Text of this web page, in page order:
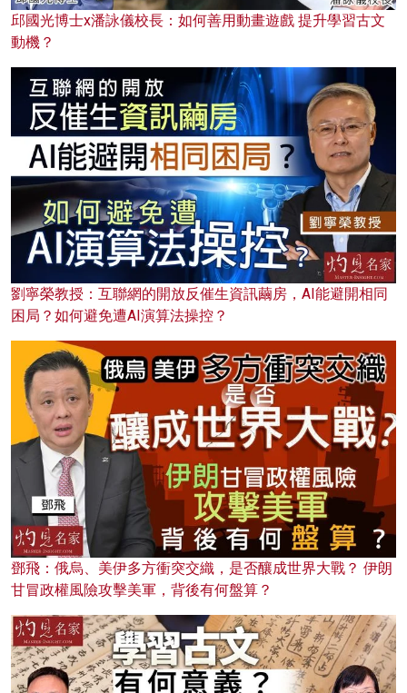
邱國光博士x潘詠儀校長：如何善用動畫遊戲 提升學習古文
動機？
劉寧榮教授：互聯網的開放反催生資訊繭房，AI能避開相同
困局？如何避免遭AI演算法操控？
鄧飛：俄烏、美伊多方衝突交織，是否釀成世界大戰？ 伊朗
甘冒政權風險攻擊美軍，背後有何盤算？